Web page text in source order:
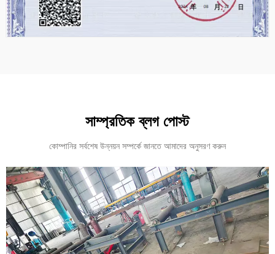
সাম্প্রতিক ব্লগ পোস্ট
কোম্পানির সর্বশেষ উন্নয়ন সম্পর্কে জানতে আমাদের অনুসরণ করুন